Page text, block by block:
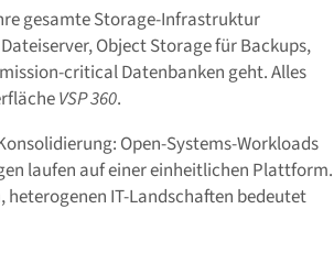
gesamte Storage-Infrastruktur
Object Storage für Backups,
critical Datenbanken geht. Alles
VSP 360.
Open-Systems-Workloads
laufen auf einer einheitlichen Plattform.
IT-Landschaften bedeutet